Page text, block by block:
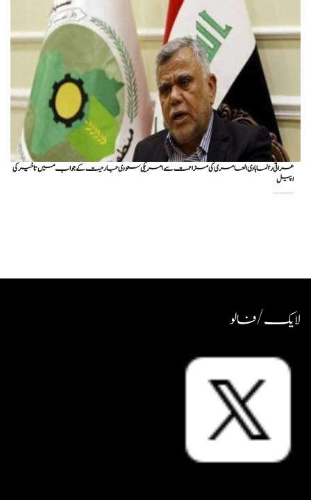
عراقی رہنما ہادی العامری کی مزاحمت سے امریکی سعودی جارحیت کے جواب میں تاخیر کی
اپیل
لایک / فالو